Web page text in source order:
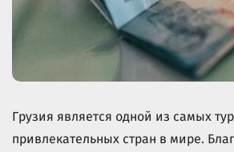
Грузия является одной из самых
привлекательных стран в мире.